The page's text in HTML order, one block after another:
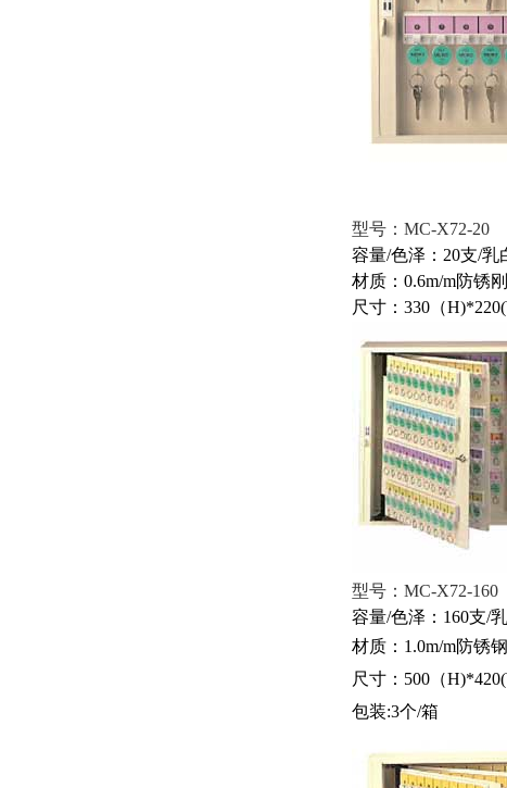
型号：MC-X72-20
容量/色泽
材质：0.6m/
尺寸：330（
型号：MC-X72-160
容量/色泽：
材质：1.0m/
尺寸：500
包